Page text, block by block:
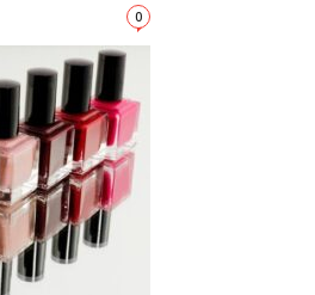
0